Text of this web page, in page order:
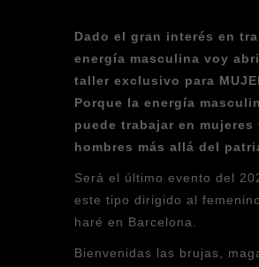
Dado el gran interés en
energía masculina voy
taller exclusivo para
Porque la energía
puede trabajar en mujeres
hombres más allá del
Será el último evento del
este tipo dirigido al
haré en Barcelona.
Bienvenidas las brujas,